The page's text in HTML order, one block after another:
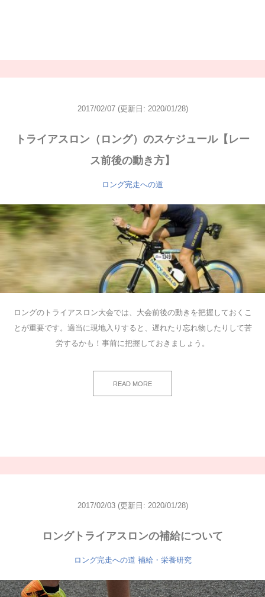
2017/02/07 (更新日: 2020/01/28)
トライアスロン（ロング）のスケジュール【レー
ス前後の動き方】
ロング完走への道
ロングのトライアスロン大会では、大会前後の動きを把握しておくこ
とが重要です。適当に現地入りすると、遅れたり忘れ物したりして苦
労するかも！事前に把握しておきましょう。
READ MORE
2017/02/03 (更新日: 2020/01/28)
ロングトライアスロンの補給について
ロング完走への道 補給・栄養研究